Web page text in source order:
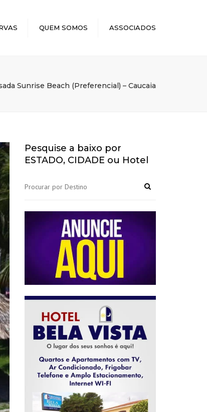
QUEM SOMOS ASSOCIADOS
Sunrise Beach (Preferencial) – Caucaia
Pesquise a baixo por
ESTADO, CIDADE ou Hotel